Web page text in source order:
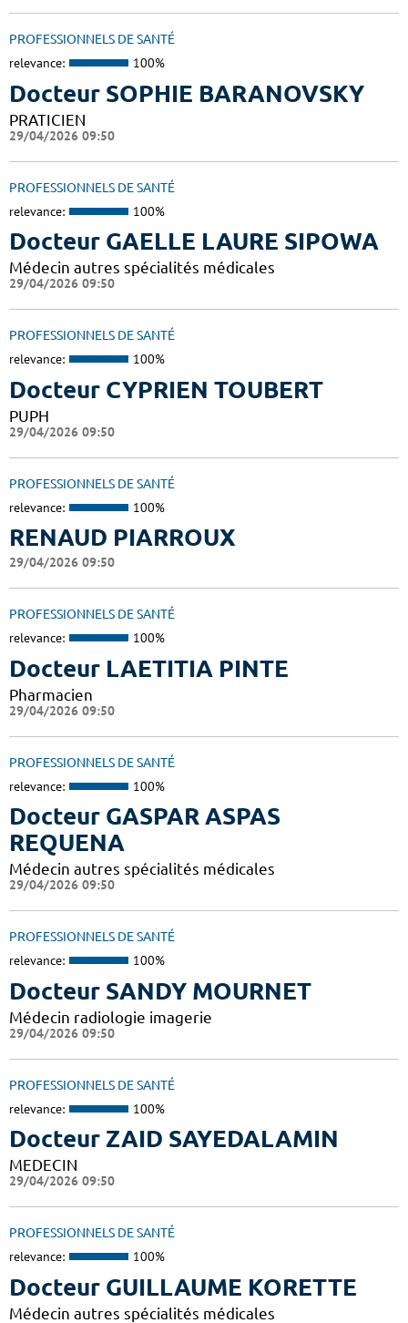
PROFESSIONNELS DE SANTÉ
relevance: 100%
Docteur SOPHIE BARANOVSKY
PRATICIEN
29/04/2026 09:50
PROFESSIONNELS DE SANTÉ
relevance: 100%
Docteur GAELLE LAURE SIPOWA
Médecin autres spécialités médicales
29/04/2026 09:50
PROFESSIONNELS DE SANTÉ
relevance: 100%
Docteur CYPRIEN TOUBERT
PUPH
29/04/2026 09:50
PROFESSIONNELS DE SANTÉ
relevance: 100%
RENAUD PIARROUX
29/04/2026 09:50
PROFESSIONNELS DE SANTÉ
relevance: 100%
Docteur LAETITIA PINTE
Pharmacien
29/04/2026 09:50
PROFESSIONNELS DE SANTÉ
relevance: 100%
Docteur GASPAR ASPAS
REQUENA
Médecin autres spécialités médicales
29/04/2026 09:50
PROFESSIONNELS DE SANTÉ
relevance: 100%
Docteur SANDY MOURNET
Médecin radiologie imagerie
29/04/2026 09:50
PROFESSIONNELS DE SANTÉ
relevance: 100%
Docteur ZAID SAYEDALAMIN
MEDECIN
29/04/2026 09:50
PROFESSIONNELS DE SANTÉ
relevance: 100%
Docteur GUILLAUME KORETTE
Médecin autres spécialités médicales